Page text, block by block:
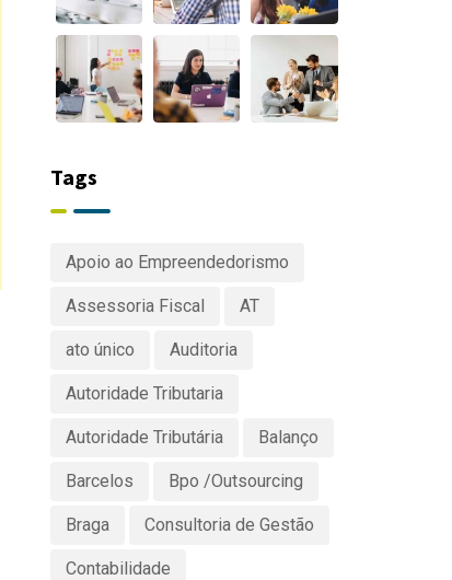
Tags
Apoio ao Empreendedorismo
Assessoria Fiscal AT
ato único Auditoria
Autoridade Tributaria
Autoridade Tributária Balanço
Barcelos Bpo /Outsourcing
Braga Consultoria de Gestão
Contabilidade